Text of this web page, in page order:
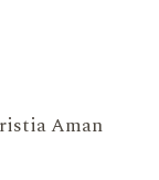
Aman